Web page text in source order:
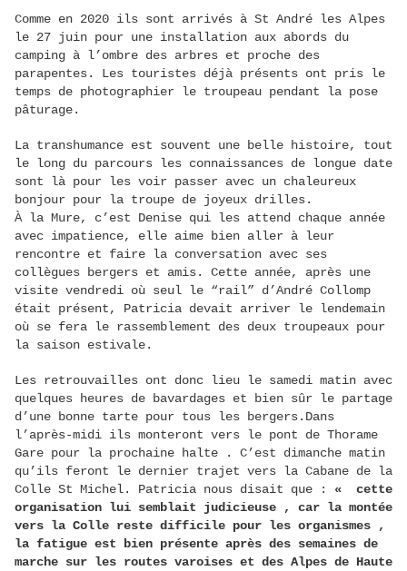
Comme en 2020 ils sont arrivés à St André les Alpes
le 27 juin pour une installation aux abords du
camping à l’ombre des arbres et proche des
parapentes. Les touristes déjà présents ont pris le
temps de photographier le troupeau pendant la pose
pâturage.
La transhumance est souvent une belle histoire, tout
le long du parcours les connaissances de longue date
sont là pour les voir passer avec un chaleureux
bonjour pour la troupe de joyeux drilles.
À la Mure, c’est Denise qui les attend chaque année
avec impatience, elle aime bien aller à leur
rencontre et faire la conversation avec ses
collègues bergers et amis. Cette année, après une
visite vendredi où seul le “rail” d’André Collomp
était présent, Patricia devait arriver le lendemain
où se fera le rassemblement des deux troupeaux pour
la saison estivale.
Les retrouvailles ont donc lieu le samedi matin avec
quelques heures de bavardages et bien sûr le partage
d’une bonne tarte pour tous les bergers.Dans
l’après-midi ils monteront vers le pont de Thorame
Gare pour la prochaine halte . C’est dimanche matin
qu’ils feront le dernier trajet vers la Cabane de la
Colle St Michel. Patricia nous disait que : « cette
organisation lui semblait judicieuse , car la montée
vers la Colle reste difficile pour les organismes ,
la fatigue est bien présente après des semaines de
marche sur les routes varoises et des Alpes de Haute